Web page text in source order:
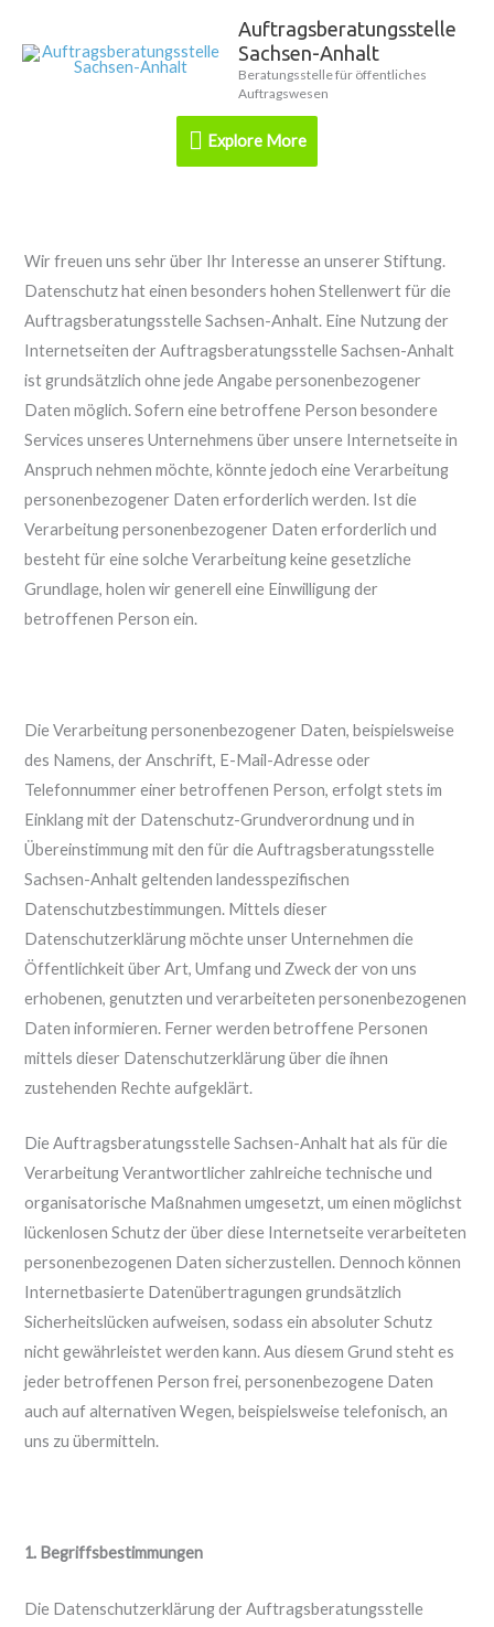
Inhalt
Auftragsberatungsstelle
Sachsen-Anhalt
Beratungsstelle für öffentliches
Auftragswesen
Explore
More
Explore More
Wir freuen uns sehr über Ihr Interesse an unserer Stiftung.
Datenschutz hat einen besonders hohen Stellenwert für die
Auftragsberatungsstelle Sachsen-Anhalt. Eine Nutzung der
Internetseiten der Auftragsberatungsstelle Sachsen-Anhalt
ist grundsätzlich ohne jede Angabe personenbezogener
Daten möglich. Sofern eine betroffene Person besondere
Services unseres Unternehmens über unsere Internetseite in
Anspruch nehmen möchte, könnte jedoch eine Verarbeitung
personenbezogener Daten erforderlich werden. Ist die
Verarbeitung personenbezogener Daten erforderlich und
besteht für eine solche Verarbeitung keine gesetzliche
Grundlage, holen wir generell eine Einwilligung der
betroffenen Person ein.
Die Verarbeitung personenbezogener Daten, beispielsweise
des Namens, der Anschrift, E-Mail-Adresse oder
Telefonnummer einer betroffenen Person, erfolgt stets im
Einklang mit der Datenschutz-Grundverordnung und in
Übereinstimmung mit den für die Auftragsberatungsstelle
Sachsen-Anhalt geltenden landesspezifischen
Datenschutzbestimmungen. Mittels dieser
Datenschutzerklärung möchte unser Unternehmen die
Öffentlichkeit über Art, Umfang und Zweck der von uns
erhobenen, genutzten und verarbeiteten personenbezogenen
Daten informieren. Ferner werden betroffene Personen
mittels dieser Datenschutzerklärung über die ihnen
zustehenden Rechte aufgeklärt.
Die Auftragsberatungsstelle Sachsen-Anhalt hat als für die
Verarbeitung Verantwortlicher zahlreiche technische und
organisatorische Maßnahmen umgesetzt, um einen möglichst
lückenlosen Schutz der über diese Internetseite verarbeiteten
personenbezogenen Daten sicherzustellen. Dennoch können
Internetbasierte Datenübertragungen grundsätzlich
Sicherheitslücken aufweisen, sodass ein absoluter Schutz
nicht gewährleistet werden kann. Aus diesem Grund steht es
jeder betroffenen Person frei, personenbezogene Daten
auch auf alternativen Wegen, beispielsweise telefonisch, an
uns zu übermitteln.
1. Begriffsbestimmungen
Die Datenschutzerklärung der Auftragsberatungsstelle